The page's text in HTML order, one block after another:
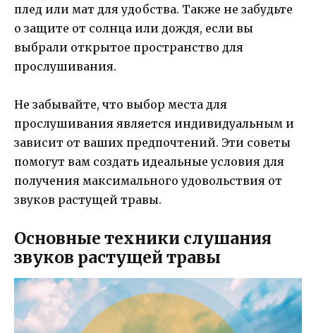
плед или мат для удобства. Также не забудьте
о защите от солнца или дождя, если вы
выбрали открытое пространство для
прослушивания.
Не забывайте, что выбор места для
прослушивания является индивидуальным и
зависит от ваших предпочтений. Эти советы
помогут вам создать идеальные условия для
получения максимального удовольствия от
звуков растущей травы.
Основные техники слушания
звуков растущей травы